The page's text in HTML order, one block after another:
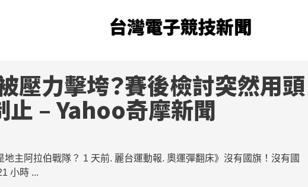
台灣電子競技新聞
壓力擊垮？賽後檢討突然用頭
止 – Yahoo奇摩新聞
主阿拉伯戰隊？ 1 天前. 麗台運動報. 奧運彈翻床》沒有國旗！沒有國
小時 ...